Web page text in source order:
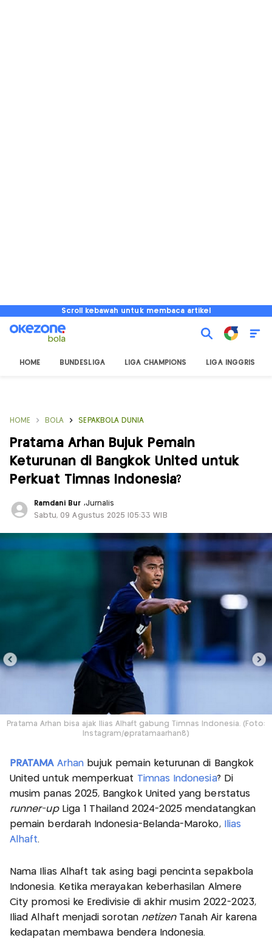
Scroll kebawah untuk membaca artikel
HOME BUNDESLIGA LIGA CHAMPIONS LIGA INGGRIS
HOME BOLA SEPAKBOLA DUNIA
Pratama Arhan Bujuk Pemain
Keturunan di Bangkok United untuk
Perkuat Timnas Indonesia?
Ramdani Bur ,Jurnalis
Sabtu, 09 Agustus 2025 |05:33 WIB
Pratama Arhan bisa ajak Ilias Alhaft gabung Timnas Indonesia. (Foto:
Instagram/@pratamaarhan8)
PRATAMAArhanbujuk pemain keturunan di Bangkok
United untuk memperkuat Timnas Indonesia? Di
musim panas 2025, Bangkok United yang berstatus
runner-upLiga 1 Thailand 2024-2025 mendatangkan
pemain berdarah Indonesia-Belanda-Maroko,Ilias
Alhaft.
Nama Ilias Alhaft tak asing bagi pencinta sepakbola
Indonesia. Ketika merayakan keberhasilan Almere
City promosi ke Eredivisie di akhir musim 2022-2023,
Iliad Alhaft menjadi sorotan netizenTanah Air karena
kedapatan membawa bendera Indonesia.